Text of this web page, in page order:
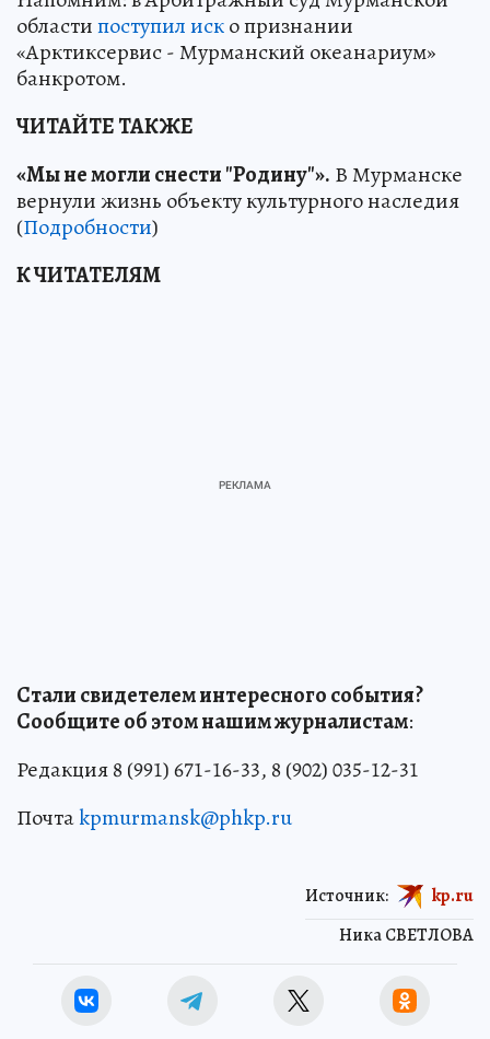
областипоступил иско признании
«Арктиксервис - Мурманский океанариум»
банкротом.
ЧИТАЙТЕ ТАКЖЕ
«Мы не могли снести "Родину"». В Мурманске
вернули жизнь объекту культурного наследия
(Подробности)
К ЧИТАТЕЛЯМ
Стали свидетелем интересного события?
Сообщите об этом нашим журналистам:
Редакция 8 (991) 671-16-33, 8 (902) 035-12-31
Почтаkpmurmansk@phkp.ru
Ника СВЕТЛОВА
Источник: kp.ru